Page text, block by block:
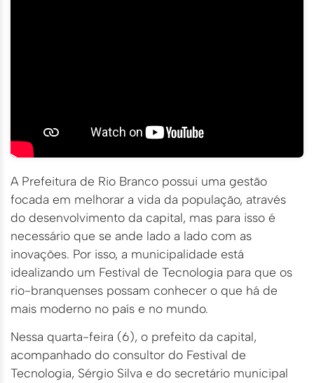
A Prefeitura de Rio Branco possui uma gestão
focada em melhorar a vida da população, através
do desenvolvimento da capital, mas para isso é
necessário que se ande lado a lado com as
inovações. Por isso, a municipalidade está
idealizando um Festival de Tecnologia para que os
rio-branquenses possam conhecer o que há de
mais moderno no país e no mundo.
Nessa quarta-feira (6), o prefeito da capital,
acompanhado do consultor do Festival de
Tecnologia, Sérgio Silva e do secretário municipal